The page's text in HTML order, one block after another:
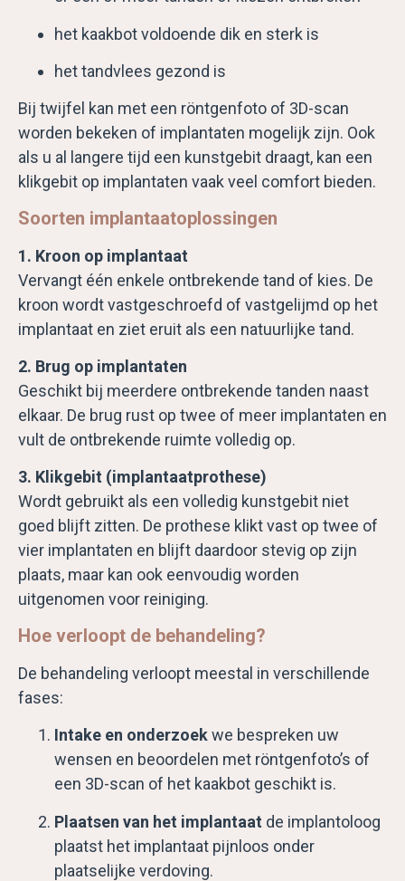
het kaakbot voldoende dik en sterk is
het tandvlees gezond is
Bij twijfel kan met een röntgenfoto of 3D-scan
worden bekeken of implantaten mogelijk zijn. Ook
als u al langere tijd een kunstgebit draagt, kan een
klikgebit op implantaten vaak veel comfort bieden.
Soorten implantaatoplossingen
1. Kroon op implantaat
Vervangt één enkele ontbrekende tand of kies. De
kroon wordt vastgeschroefd of vastgelijmd op het
implantaat en ziet eruit als een natuurlijke tand.
2. Brug op implantaten
Geschikt bij meerdere ontbrekende tanden naast
elkaar. De brug rust op twee of meer implantaten en
vult de ontbrekende ruimte volledig op.
3. Klikgebit (implantaatprothese)
Wordt gebruikt als een volledig kunstgebit niet
goed blijft zitten. De prothese klikt vast op twee of
vier implantaten en blijft daardoor stevig op zijn
plaats, maar kan ook eenvoudig worden
uitgenomen voor reiniging.
Hoe verloopt de behandeling?
De behandeling verloopt meestal in verschillende
fases:
Intake en onderzoekwe bespreken uw
wensen en beoordelen met röntgenfoto’s of
een 3D-scan of het kaakbot geschikt is.
Plaatsen van het implantaat de implantoloog
plaatst het implantaat pijnloos onder
plaatselijke verdoving.